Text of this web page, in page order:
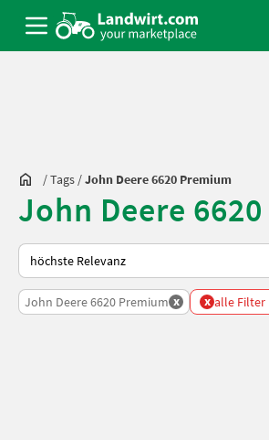
/Tags /John Deere 6620 Premium
John Deere
So wird auf Landwirt.com sortiert
John Deere 6620 Premium x x alle Filter